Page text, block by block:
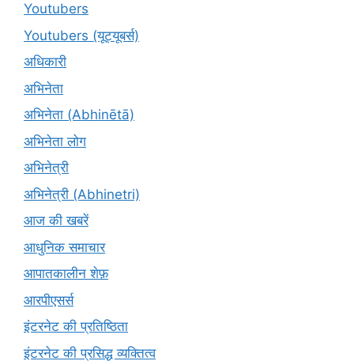
Youtubers
Youtubers (यूट्यूबर्स)
अधिकारी
अभिनेता
अभिनेता (Abhinētā)
अभिनेता लोग
अभिनेत्री
अभिनेत्री (Abhinetri)
आज की खबरें
आधुनिक समाचार
आपातकालीन शेफ़
आरपीएसर्स
इंटरनेट की प्रतिष्ठिता
इंटरनेट की प्रसिद्ध व्यक्तित्व